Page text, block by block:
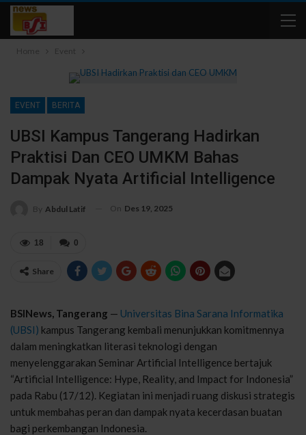
Home Event
EVENT BERITA
UBSI Kampus Tangerang Hadirkan
Praktisi Dan CEO UMKM Bahas
Dampak Nyata Artificial Intelligence
By Abdul Latif On Des 19, 2025
0
18
Share
BSINews, Tangerang — Universitas Bina Sarana Informatika
(UBSI) kampus Tangerang kembali menunjukkan komitmennya
dalam meningkatkan literasi teknologi dengan
menyelenggarakan Seminar Artificial Intelligence bertajuk
“Artificial Intelligence: Hype, Reality, and Impact for Indonesia”
pada Rabu (17/12). Kegiatan ini menjadi ruang diskusi strategis
untuk membahas peran dan dampak nyata kecerdasan buatan
bagi perkembangan Indonesia.